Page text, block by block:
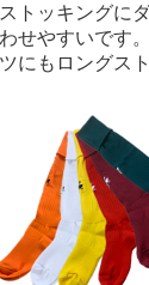
トッキングに
せやすいです
にもロングス